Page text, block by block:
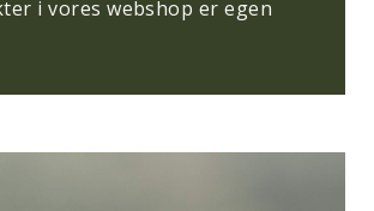
i vores webshop er egen